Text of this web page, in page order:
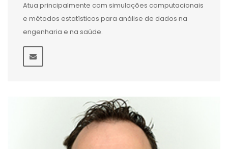
Atua principalmente com simulações computacionais
e métodos estatísticos para análise de dados na
engenharia e na saúde.